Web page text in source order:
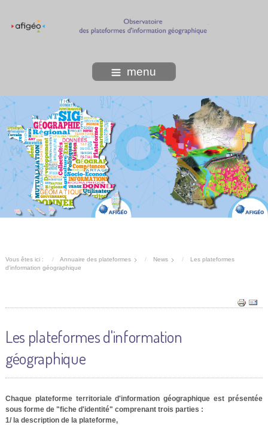
menu
Vous êtes ici : Annuaire des plateformes News
Les plateformes
d'information géographique
Les plateformes d'information
géographique
Chaque plateforme territoriale d'information géographique est présentée
sous forme de "fiche d'identité" comprenant trois parties :
1/ la description de la plateforme,